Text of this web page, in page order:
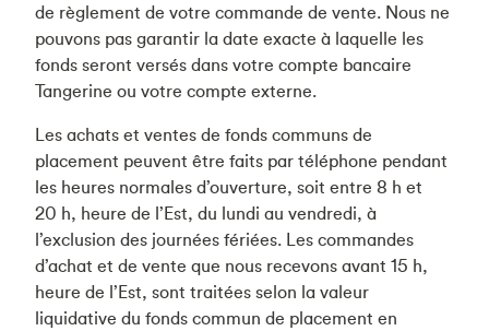
de règlement de votre commande de vente. Nous ne
pouvons pas garantir la date exacte à laquelle les
fonds seront versés dans votre compte bancaire
Tangerine ou votre compte externe.
Les achats et ventes de fonds communs de
placement peuvent être faits par téléphone pendant
les heures normales d’ouverture, soit entre 8 h et
20 h, heure de l’Est, du lundi au vendredi, à
l’exclusion des journées fériées. Les commandes
d’achat et de vente que nous recevons avant 15 h,
heure de l’Est, sont traitées selon la valeur
liquidative du fonds commun de placement en